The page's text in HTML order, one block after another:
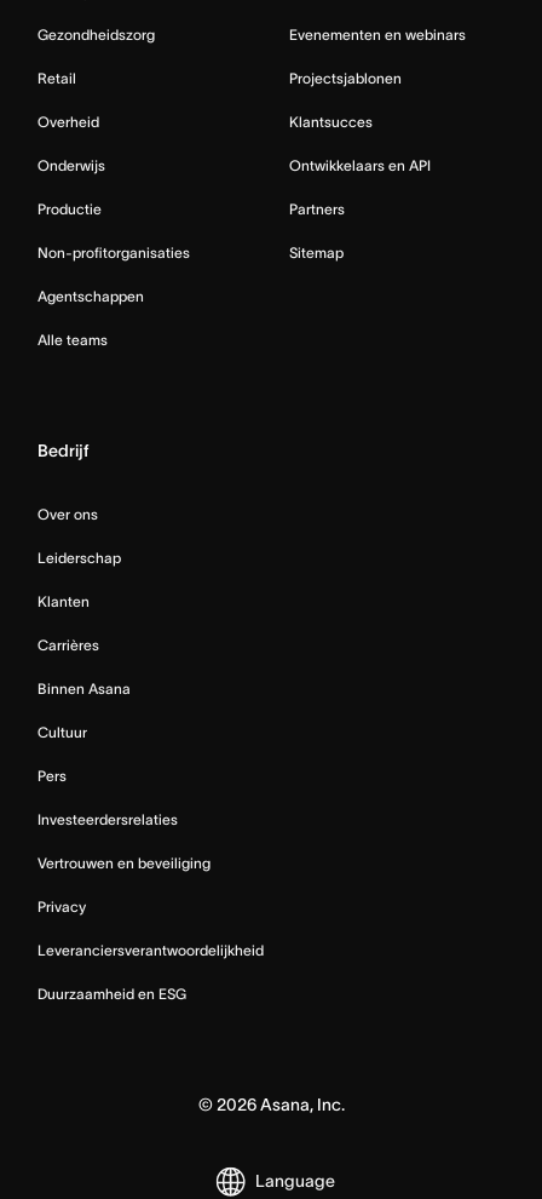
Gezondheidszorg
Retail
Overheid
Onderwijs
Productie
Non-profitorganisaties
Agentschappen
Alle teams
Evenementen en webinars
Projectsjablonen
Klantsucces
Ontwikkelaars en API
Partners
Sitemap
Bedrijf
Over ons
Leiderschap
Klanten
Carrières
Binnen Asana
Cultuur
Pers
Investeerdersrelaties
Vertrouwen en beveiliging
Privacy
Leveranciersverantwoordelijkheid
Duurzaamheid en ESG
© 2026Asana, Inc.
Language